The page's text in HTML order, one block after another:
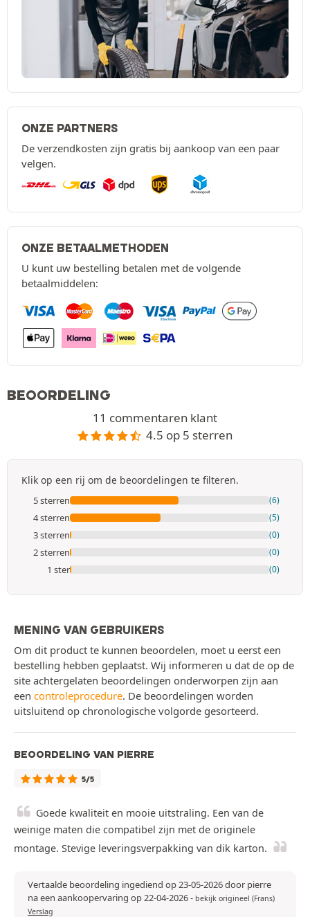
ONZE PARTNERS
De verzendkosten zijn gratis bij aankoop van een paar
velgen.
ONZE BETAALMETHODEN
U kunt uw bestelling betalen met de volgende
betaalmiddelen:
BEOORDELING
11 commentaren klant
4.5 op 5 sterren
Klik op een rij om de beoordelingen te filteren.
5 sterren (6)
4 sterren (5)
3 sterren (0)
2 sterren (0)
1 ster (0)
MENING VAN GEBRUIKERS
Om dit product te kunnen beoordelen, moet u eerst een
bestelling hebben geplaatst. Wij informeren u dat de op de
site achtergelaten beoordelingen onderworpen zijn aan
een controleprocedure. De beoordelingen worden
uitsluitend op chronologische volgorde gesorteerd.
BEOORDELING VAN PIERRE
5/5
Goede kwaliteit en mooie uitstraling. Een van de
weinige maten die compatibel zijn met de originele
montage. Stevige leveringsverpakking van dik karton.
Vertaalde beoordeling ingediend op 23-05-2026 door pierre
na een aankoopervaring op 22-04-2026- bekijk origineel (Frans)
Verslag